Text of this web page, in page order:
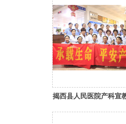
揭西县人民医院产科宣